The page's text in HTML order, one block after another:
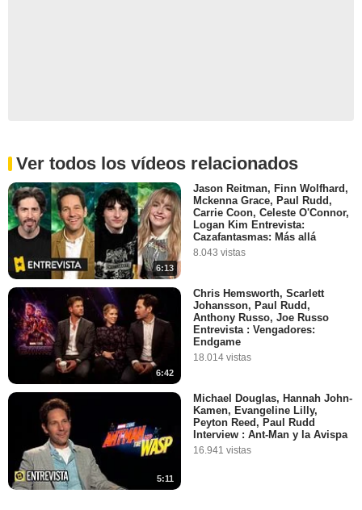
Ver todos los vídeos relacionados
6:13
Jason Reitman, Finn Wolfhard,
Mckenna Grace, Paul Rudd,
Carrie Coon, Celeste O'Connor,
Logan Kim Entrevista:
Cazafantasmas: Más allá
8.043 vistas
6:42
Chris Hemsworth, Scarlett
Johansson, Paul Rudd,
Anthony Russo, Joe Russo
Entrevista : Vengadores:
Endgame
18.014 vistas
5:11
Michael Douglas, Hannah John-
Kamen, Evangeline Lilly,
Peyton Reed, Paul Rudd
Interview : Ant-Man y la Avispa
16.941 vistas